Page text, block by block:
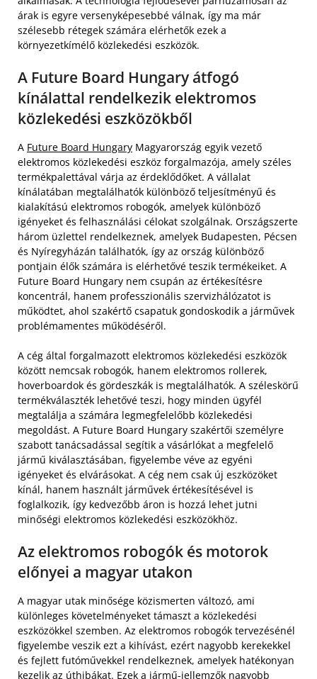
árak is egyre versenyképesebbé válnak, így ma már
szélesebb rétegek számára elérhetők ezek a
környezetkímélő közlekedési eszközök.
A Future Board Hungary átfogó
kínálattal rendelkezik elektromos
közlekedési eszközökből
A Future Board Hungary Magyarország egyik vezető
elektromos közlekedési eszköz forgalmazója, amely széles
termékpalettával várja az érdeklődőket. A vállalat
kínálatában megtalálhatók különböző teljesítményű és
kialakítású elektromos robogók, amelyek különböző
igényeket és felhasználási célokat szolgálnak. Országszerte
három üzlettel rendelkeznek, amelyek Budapesten, Pécsen
és Nyíregyházán találhatók, így az ország különböző
pontjain élők számára is elérhetővé teszik termékeiket. A
Future Board Hungary nem csupán az értékesítésre
koncentrál, hanem professzionális szervizhálózatot is
működtet, ahol szakértő csapatuk gondoskodik a járművek
problémamentes működéséről.
A cég által forgalmazott elektromos közlekedési eszközök
között nemcsak robogók, hanem elektromos rollerek,
hoverboardok és gördeszkák is megtalálhatók. A széleskörű
termékválaszték lehetővé teszi, hogy minden ügyfél
megtalálja a számára legmegfelelőbb közlekedési
megoldást. A Future Board Hungary szakértői személyre
szabott tanácsadással segítik a vásárlókat a megfelelő
jármű kiválasztásában, figyelembe véve az egyéni
igényeket és elvárásokat. A cég nem csak új eszközöket
kínál, hanem használt járművek értékesítésével is
foglalkozik, így kedvezőbb áron is hozzá lehet jutni
minőségi elektromos közlekedési eszközökhöz.
Az elektromos robogók és motorok
előnyei a magyar utakon
A magyar utak minősége közismerten változó, ami
különleges követelményeket támaszt a közlekedési
eszközökkel szemben. Az elektromos robogók tervezésénél
figyelembe veszik ezt a kihívást, ezért nagyobb kerekekkel
és fejlett futóművekkel rendelkeznek, amelyek hatékonyan
kezelik az úthibákat. Ezek a jármű-jellemzők nagyobb